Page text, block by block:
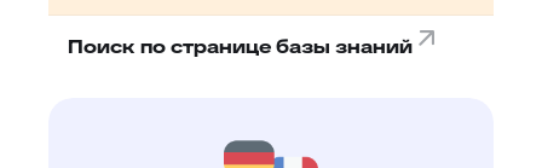
Поиск по странице базы знаний